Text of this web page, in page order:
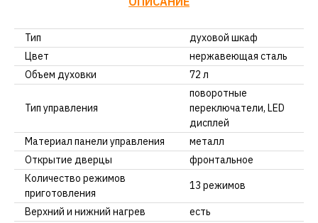
Тип
духовой шкаф
Цвет
нержавеющая сталь
Объем духовки
72 л
Тип управления
поворотные
переключатели, LED
дисплей
Материал панели управления
металл
Открытие дверцы
фронтальное
Количество режимов
приготовления
13 режимов
Верхний и нижний нагрев
есть